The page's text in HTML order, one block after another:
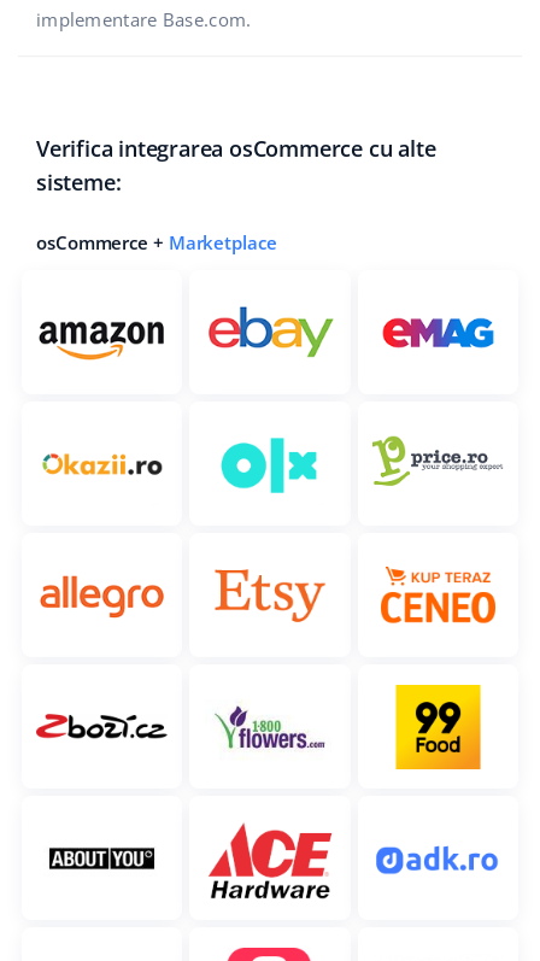
implementare Base.com.
Verifica integrarea osCommerce cu alte
sisteme:
osCommerce + Marketplace